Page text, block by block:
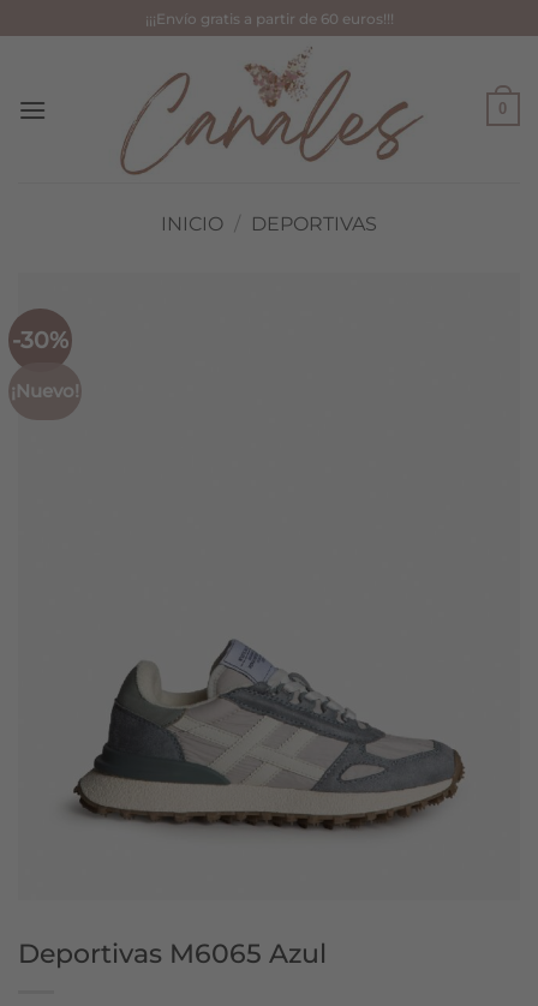
al
¡¡¡Envío gratis a partir de 60 euros!!!
0
INICIO / DEPORTIVAS
-30%
¡Nuevo!
Deportivas M6065 Azul